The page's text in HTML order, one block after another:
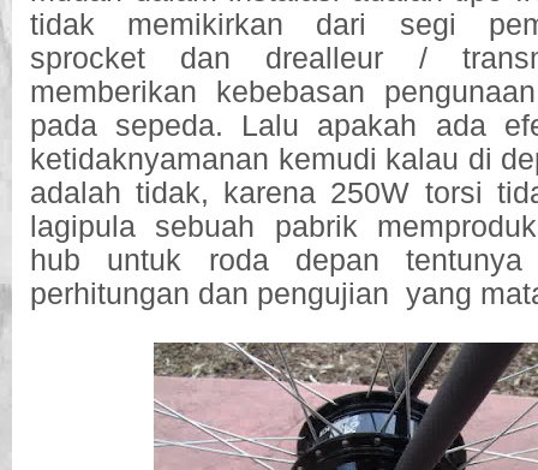
tidak memikirkan dari segi
sprocket dan drealleur /
memberikan kebebasan
pada sepeda. Lalu apakah ada
ketidaknyamanan kemudi kalau di
adalah tidak, karena 250W torsi
lagipula sebuah pabrik
hub untuk roda depan tentunya
perhitungan dan pengujian yang